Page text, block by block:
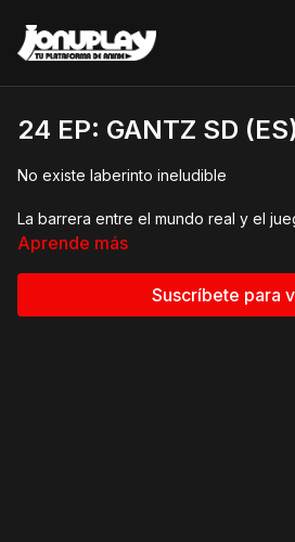
24 EP: GANTZ SD (ES)
No existe laberinto ineludible
La barrera entre el mundo real y el
desmoronarse. GANTZ parece fallar.
Aprende más
Suscríbete para